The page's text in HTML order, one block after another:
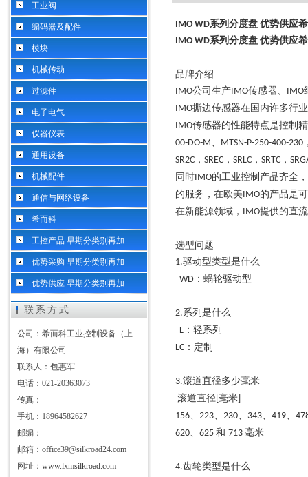
工业阀
编码器及配件
模块
机械传动
过滤件
电子电气
仪器仪表
通用设备
机械配件
通信与网络设备
希而科
工控产品 早期分类别再加
优势采购 早期分类别再加
优势供应 早期分类别再加
联系方式
公司：希而科工业控制设备（上
海）有限公司
联系人：包惠军
电话：021-20363073
传真：
手机：18964582627
邮编：
邮箱：office39@silkroad24.com
网址： www.lxmsilkroad.com
IMO WD系列分度盘 优势供应
IMO WD系列分度盘 优势供应
品牌介绍
IMO公司生产IMO传感器、 IMO
IMO撕边传感器在国内许多行
IMO传感器的性能特点是控制
00-DO-M、 MTSN-P-250-400-230
SR2C ， SREC ， SRLC ， SRTC ，
同时IMO的工业控制产品齐全
的服务，在欧美IMO的产品是
在新能源领域， IMO提供的直
选型问题
1.驱动型类型是什么
WD ：蜗轮驱动型
2.系列是什么
L ：轻系列
LC ：定制
3.滚道直径多少毫米
滚道直径 毫米
156、 223、 230、 343、 419、
620、 625 和 713 毫米
4.齿轮类型是什么